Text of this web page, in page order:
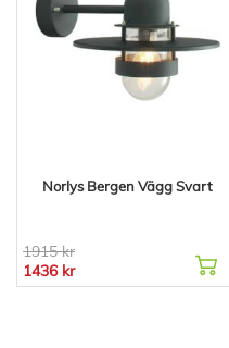
Norlys Bergen Vägg Svart
1915 kr
1436 kr